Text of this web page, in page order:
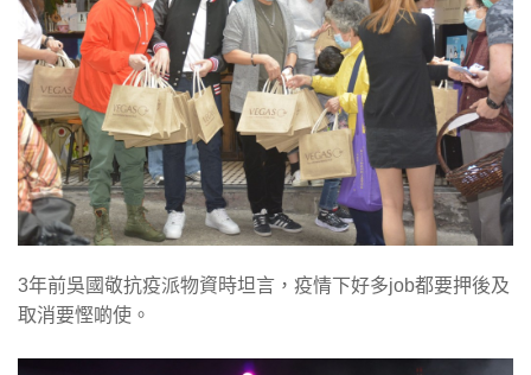
3年前吳國敬抗疫派物資時坦言，疫情下好多job都要押後及
取消要慳啲使。